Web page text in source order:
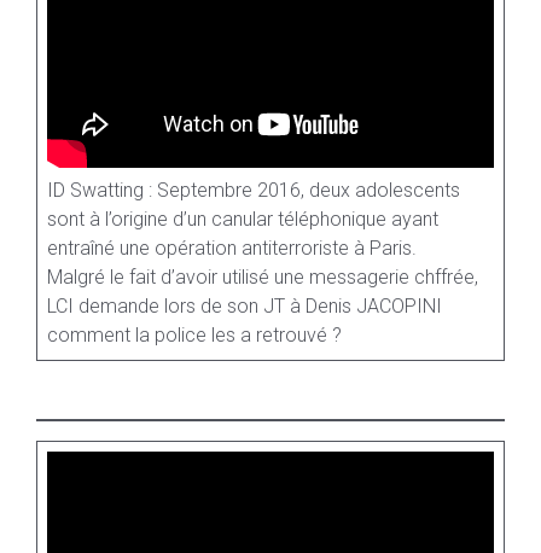
ID Swatting : Septembre 2016, deux adolescents
sont à l’origine d’un canular téléphonique ayant
entraîné une opération antiterroriste à Paris.
Malgré le fait d’avoir utilisé une messagerie chffrée,
LCI demande lors de son JT à Denis JACOPINI
comment la police les a retrouvé ?